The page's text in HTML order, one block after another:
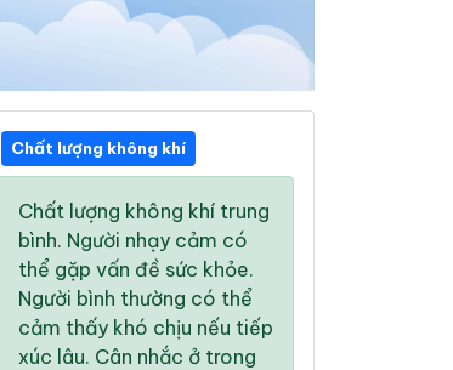
35 °
28 °
34 °
Chất lượng không khí
Chất lượng không khí trung
bình. Người nhạy cảm có
thể gặp vấn đề sức khỏe.
Người bình thường có thể
cảm thấy khó chịu nếu tiếp
xúc lâu. Cân nhắc ở trong